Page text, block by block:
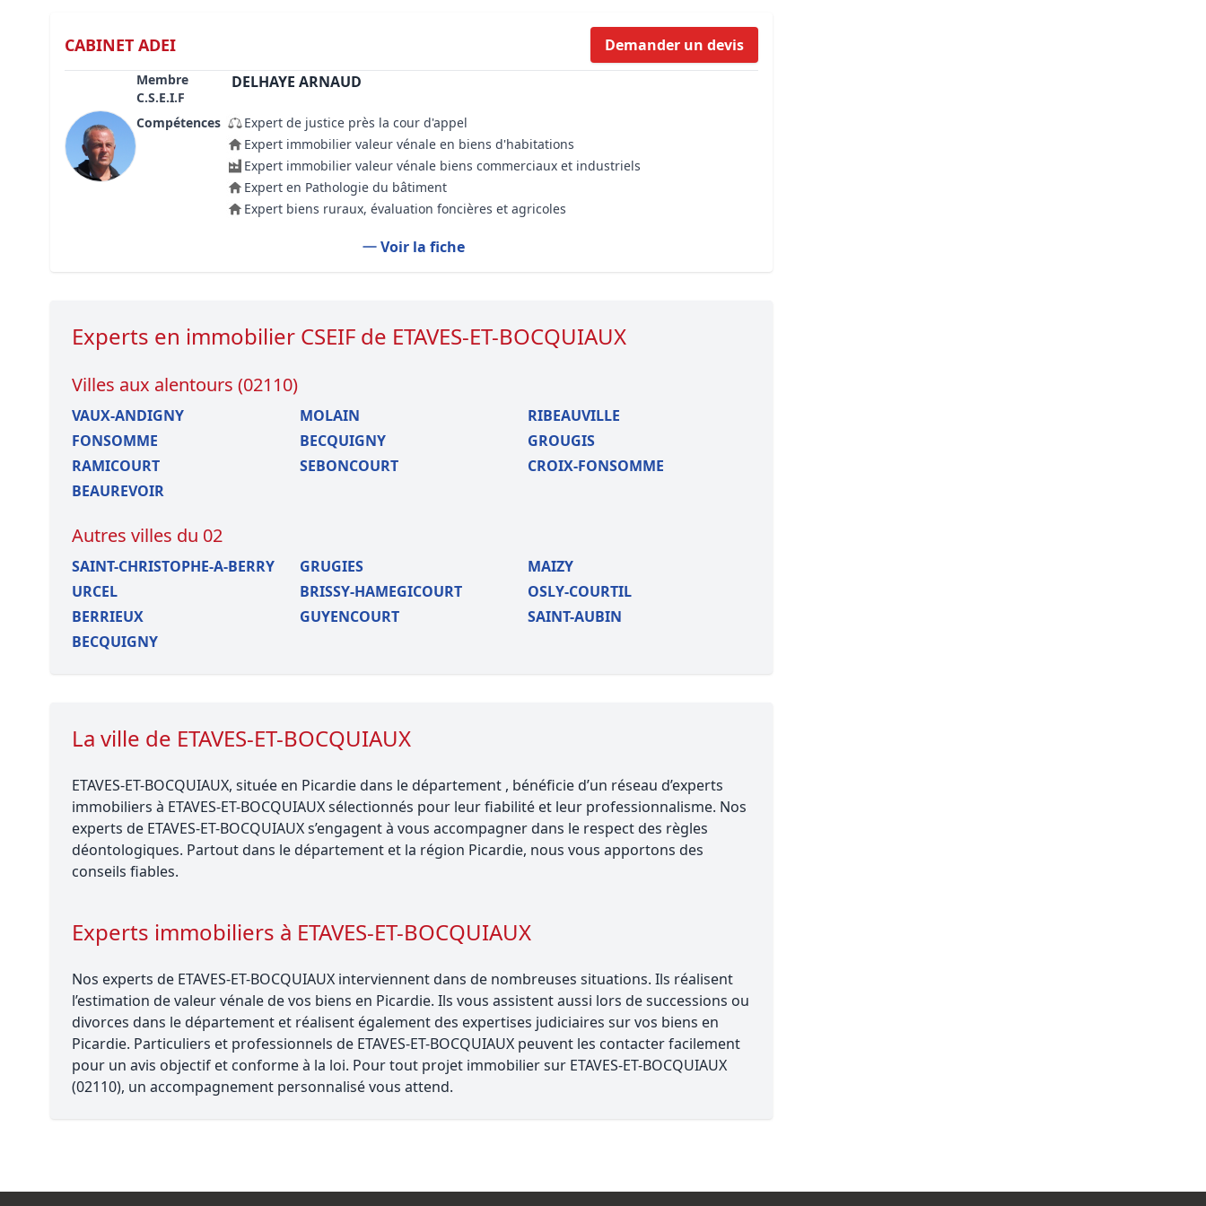
Formation règles d’urbanisme
CABINET ADEI Demander un devis
Membre
C.S.E.I.F
DELHAYE ARNAUD
Compétences
Expert de justice près la cour d'appel
Expert immobilier valeur vénale en biens d'habitations
Expert immobilier valeur vénale biens commerciaux et industriels
Expert en Pathologie du bâtiment
Expert biens ruraux, évaluation foncières et agricoles
Voir la fiche
Experts en immobilier CSEIF de ETAVES-ET-BOCQUIAUX
Villes aux alentours (02110)
VAUX-ANDIGNY MOLAIN
RIBEAUVILLE
FONSOMME
BECQUIGNY
GROUGIS
RAMICOURT
SEBONCOURT
CROIX-FONSOMME
BEAUREVOIR
Autres villes du 02
SAINT-CHRISTOPHE-A-BERRY GRUGIES
MAIZY
URCEL
BRISSY-HAMEGICOURT
OSLY-COURTIL
BERRIEUX
GUYENCOURT
SAINT-AUBIN
BECQUIGNY
La ville de ETAVES-ET-BOCQUIAUX
ETAVES-ET-BOCQUIAUX, située en Picardie dans le département , bénéficie d’un réseau d’experts
immobiliers à ETAVES-ET-BOCQUIAUX sélectionnés pour leur fiabilité et leur professionnalisme. Nos
experts de ETAVES-ET-BOCQUIAUX s’engagent à vous accompagner dans le respect des règles
déontologiques. Partout dans le département et la région Picardie, nous vous apportons des
conseils fiables.
Experts immobiliers à ETAVES-ET-BOCQUIAUX
Nos experts de ETAVES-ET-BOCQUIAUX interviennent dans de nombreuses situations. Ils réalisent
l’estimation de valeur vénale de vos biens en Picardie. Ils vous assistent aussi lors de successions ou
divorces dans le département et réalisent également des expertises judiciaires sur vos biens en
Picardie. Particuliers et professionnels de ETAVES-ET-BOCQUIAUX peuvent les contacter facilement
pour un avis objectif et conforme à la loi. Pour tout projet immobilier sur ETAVES-ET-BOCQUIAUX
(02110), un accompagnement personnalisé vous attend.